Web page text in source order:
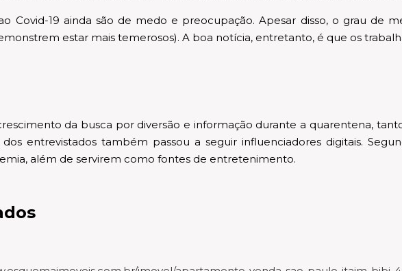
Covid-19 ainda são de medo e preocupação. Apesar disso, o grau de
estar mais temerosos). A boa notícia, entretanto, é que os
da busca por diversão e informação durante a quarentena,
entrevistados também passou a seguir influenciadores digitais.
além de servirem como fontes de entretenimento.